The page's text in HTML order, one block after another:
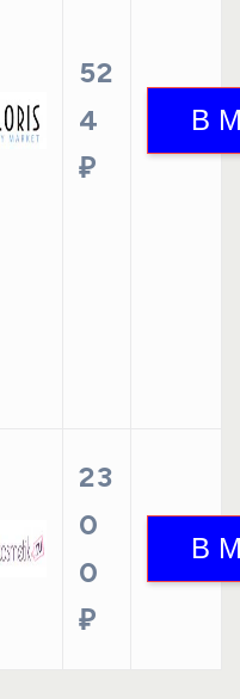
52
4
₽
23
0
0
₽